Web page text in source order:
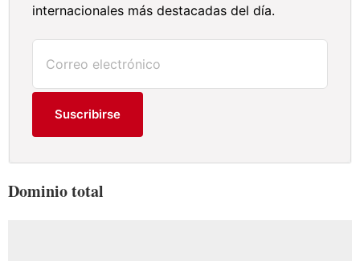
internacionales más destacadas del día.
Suscribirse
Dominio total